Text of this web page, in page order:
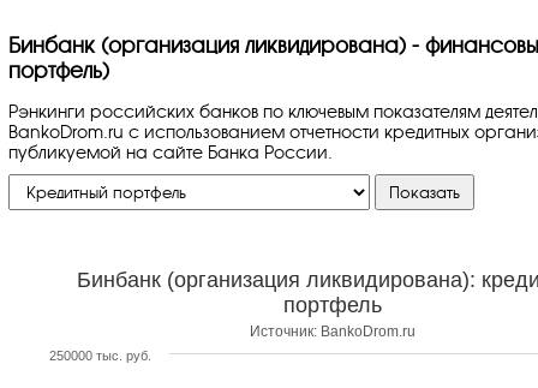
Бинбанк (организация ликвидирована) -
портфель)
Рэнкинги российских банков по ключевым показателям
BankoDrom.ru с использованием отчетности кредитных
публикуемой на сайте Банка России.
Бинбанк (организация ликвидирована):
портфель
Источник: BankoDrom.ru
250000 тыс. руб.